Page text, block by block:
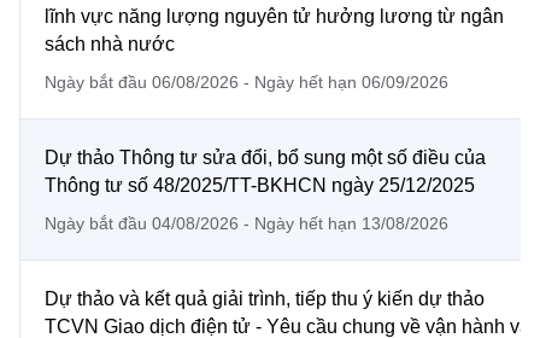
Tiêu chuẩn, đo lường, chất lượng
Năng lượng nguyên tử
Tin tổng hợp
Tin địa phương
Đổi mới sáng tạo
Chuyển đổi số
Sở hữu trí tuệ
Tiêu chuẩn, đo lường, chất lượng
Năng lượng nguyên tử
THƯ ĐIỆN TỬ
Videos
Infographic
Ảnh
Nhiệm vụ trọng tâm
lĩnh vực năng lượng nguyên tử hưởng lương từ ngân
sách nhà nước
Ngày bắt đầu 06/08/2026 - Ngày hết hạn 06/09/2026
Dự thảo Thông tư sửa đổi, bổ sung một số điều của
Thông tư số 48/2025/TT-BKHCN ngày 25/12/2025
Ngày bắt đầu 04/08/2026 - Ngày hết hạn 13/08/2026
Dự thảo và kết quả giải trình, tiếp thu ý kiến dự thảo
TCVN Giao dịch điện tử - Yêu cầu chung về vận hành và